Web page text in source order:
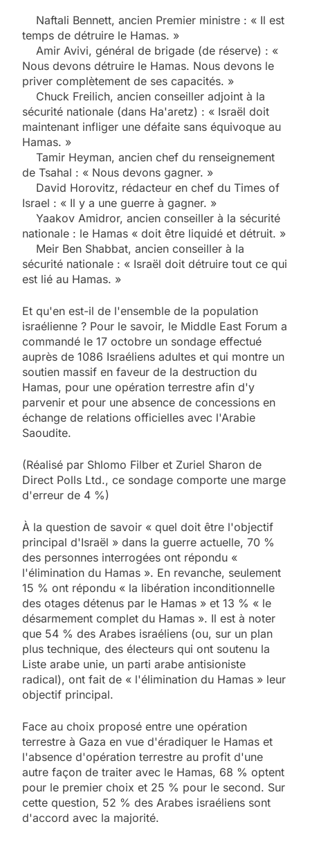
Naftali Bennett, ancien Premier ministre : « Il est
temps de détruire le Hamas. »
Amir Avivi, général de brigade (de réserve) : «
Nous devons détruire le Hamas. Nous devons le
priver complètement de ses capacités. »
Chuck Freilich, ancien conseiller adjoint à la
sécurité nationale (dans Ha'aretz) : « Israël doit
maintenant infliger une défaite sans équivoque au
Hamas. »
Tamir Heyman, ancien chef du renseignement
de Tsahal : « Nous devons gagner. »
David Horovitz, rédacteur en chef du Times of
Israel : « Il y a une guerre à gagner. »
Yaakov Amidror, ancien conseiller à la sécurité
nationale : le Hamas « doit être liquidé et détruit. »
Meir Ben Shabbat, ancien conseiller à la
sécurité nationale : « Israël doit détruire tout ce qui
est lié au Hamas. »
Et qu'en est-il de l'ensemble de la population
israélienne ? Pour le savoir, le Middle East Forum a
commandé le 17 octobre un sondage effectué
auprès de 1086 Israéliens adultes et qui montre un
soutien massif en faveur de la destruction du
Hamas, pour une opération terrestre afin d'y
parvenir et pour une absence de concessions en
échange de relations officielles avec l'Arabie
Saoudite.
(Réalisé par Shlomo Filber et Zuriel Sharon de
Direct Polls Ltd., ce sondage comporte une marge
d'erreur de 4 %)
À la question de savoir « quel doit être l'objectif
principal d'Israël » dans la guerre actuelle, 70 %
des personnes interrogées ont répondu «
l'élimination du Hamas ». En revanche, seulement
15 % ont répondu « la libération inconditionnelle
des otages détenus par le Hamas » et 13 % « le
désarmement complet du Hamas ». Il est à noter
que 54 % des Arabes israéliens (ou, sur un plan
plus technique, des électeurs qui ont soutenu la
Liste arabe unie, un parti arabe antisioniste
radical), ont fait de « l'élimination du Hamas » leur
objectif principal.
Face au choix proposé entre une opération
terrestre à Gaza en vue d'éradiquer le Hamas et
l'absence d'opération terrestre au profit d'une
autre façon de traiter avec le Hamas, 68 % optent
pour le premier choix et 25 % pour le second. Sur
cette question, 52 % des Arabes israéliens sont
d'accord avec la majorité.